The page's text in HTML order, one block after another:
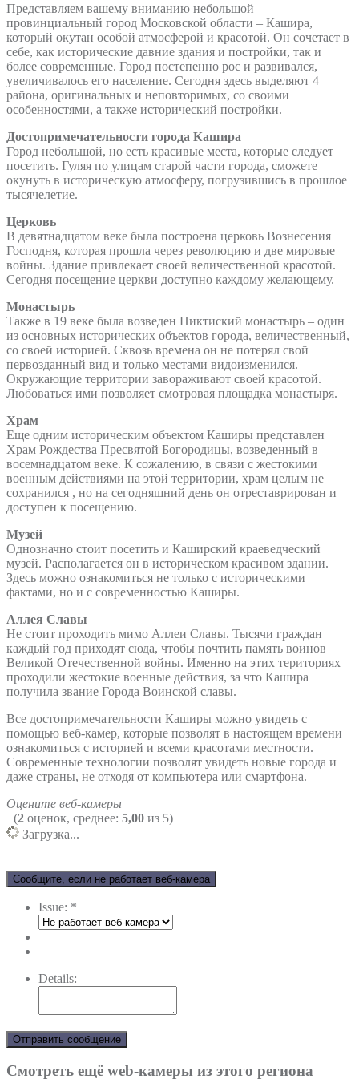
Представляем вашему вниманию небольшой
провинциальный город Московской области – Кашира,
который окутан особой атмосферой и красотой. Он сочетает в
себе, как исторические давние здания и постройки, так и
более современные. Город постепенно рос и развивался,
увеличивалось его население. Сегодня здесь выделяют 4
района, оригинальных и неповторимых, со своими
особенностями, а также исторический постройки.
Достопримечательности города Кашира
Город небольшой, но есть красивые места, которые следует
посетить. Гуляя по улицам старой части города, сможете
окунуть в историческую атмосферу, погрузившись в прошлое
тысячелетие.
Церковь
В девятнадцатом веке была построена церковь Вознесения
Господня, которая прошла через революцию и две мировые
войны. Здание привлекает своей величественной красотой.
Сегодня посещение церкви доступно каждому желающему.
Монастырь
Также в 19 веке была возведен Никтиский монастырь – один
из основных исторических объектов города, величественный,
со своей историей. Сквозь времена он не потерял свой
первозданный вид и только местами видоизменился.
Окружающие территории завораживают своей красотой.
Любоваться ими позволяет смотровая площадка монастыря.
Храм
Еще одним историческим объектом Каширы представлен
Храм Рождества Пресвятой Богородицы, возведенный в
восемнадцатом веке. К сожалению, в связи с жестокими
военным действиями на этой территории, храм целым не
сохранился , но на сегодняшний день он отреставрирован и
доступен к посещению.
Музей
Однозначно стоит посетить и Каширский краеведческий
музей. Располагается он в историческом красивом здании.
Здесь можно ознакомиться не только с историческими
фактами, но и с современностью Каширы.
Аллея Славы
Не стоит проходить мимо Аллеи Славы. Тысячи граждан
каждый год приходят сюда, чтобы почтить память воинов
Великой Отечественной войны. Именно на этих териториях
проходили жестокие военные действия, за что Кашира
получила звание Города Воинской славы.
Все достопримечательности Каширы можно увидеть с
помощью веб-камер, которые позволят в настоящем времени
ознакомиться с историей и всеми красотами местности.
Современные технологии позволят увидеть новые города и
даже страны, не отходя от компьютера или смартфона.
Оцените веб-камеры
(2 оценок, среднее: 5,00 из 5)
Загрузка...
Сообщите, если не работает веб-камера
Issue: *
Details:
Отправить сообщение
Смотреть ещё web-камеры из этого региона